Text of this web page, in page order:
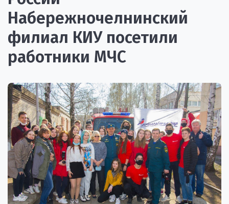
Набережночелнинский
филиал КИУ посетили
работники МЧС